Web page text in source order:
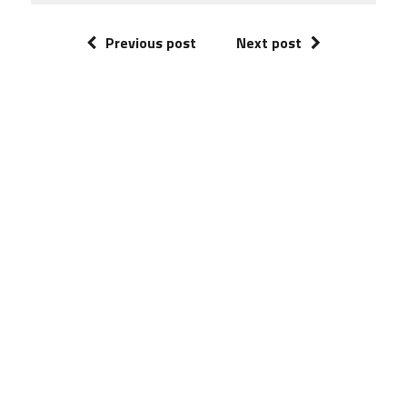
Previous post Next post